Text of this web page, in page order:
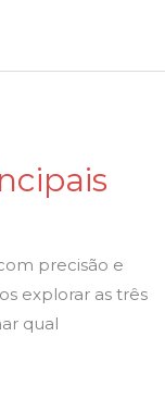
precisão e
explorar as três
qual